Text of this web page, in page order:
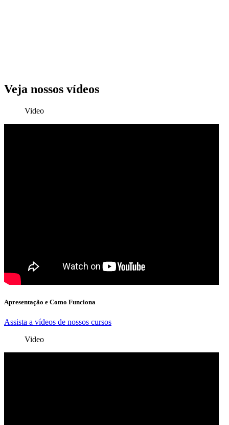
Veja nossos vídeos
Video
Apresentação e Como Funciona
Assista a vídeos de nossos cursos
Video